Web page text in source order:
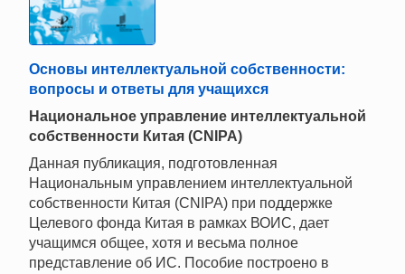
Основы интеллектуальной собственности:
вопросы и ответы для учащихся
Национальное управление интеллектуальной
собственности Китая (CNIPA)
Данная публикация, подготовленная
Национальным управлением интеллектуальной
собственности Китая (CNIPA) при поддержке
Целевого фонда Китая в рамках ВОИС, дает
учащимся общее, хотя и весьма полное
представление об ИС. Пособие построено в